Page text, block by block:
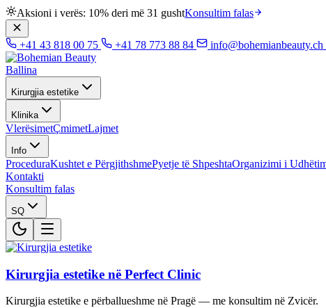
Aksioni i verës: 10% deri më 31 gushtKonsultim falas
+41 43 818 00 75 +41 78 773 88 84 info@bohemianbeauty.ch
Ballina
Kirurgjia estetike
Klinika
VlerësimetÇmimetLajmet
Info
ProceduraKushtet e PërgjithshmePyetje të ShpeshtaOrganizimi i
Kontakti
Konsultim falas
SQ
Kirurgjia estetike në Perfect Clinic
Kirurgjia estetike e përballueshme në Pragë — me konsultim në Zvicër.